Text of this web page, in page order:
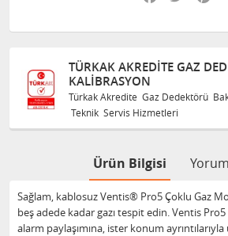
AKREDITE GAZ DEDEKTÖRÜ BAKIM
Akredite Gaz Dedektörü Bakım ve Kalibrasyon
Servis Hizmetleri
Ürün Bilgisi
Sağlam, kablosuz Ventis® Pro5 Çoklu Gaz
beş adede kadar gazı tespit edin. Ventis
alarm paylaşımına, ister konum